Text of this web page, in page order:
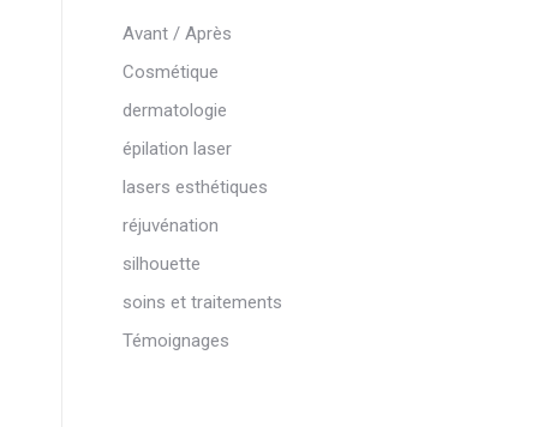
Avant / Après
Cosmétique
dermatologie
épilation laser
lasers esthétiques
réjuvénation
silhouette
soins et traitements
Témoignages